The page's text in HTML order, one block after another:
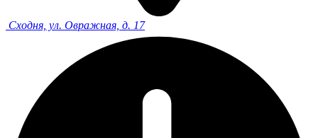
Сходня, ул. Овражная, д. 17